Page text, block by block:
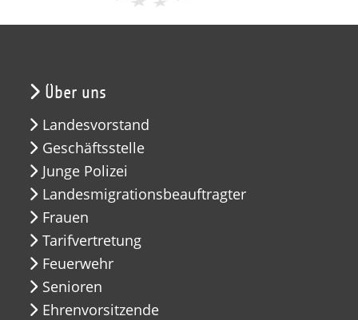
Über uns
Landesvorstand
Geschäftsstelle
Junge Polizei
Landesmigrationsbeauftragter
Frauen
Tarifvertretung
Feuerwehr
Senioren
Ehrenvorsitzende